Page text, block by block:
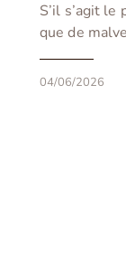
S’il s’agit
que de
04/06/2026